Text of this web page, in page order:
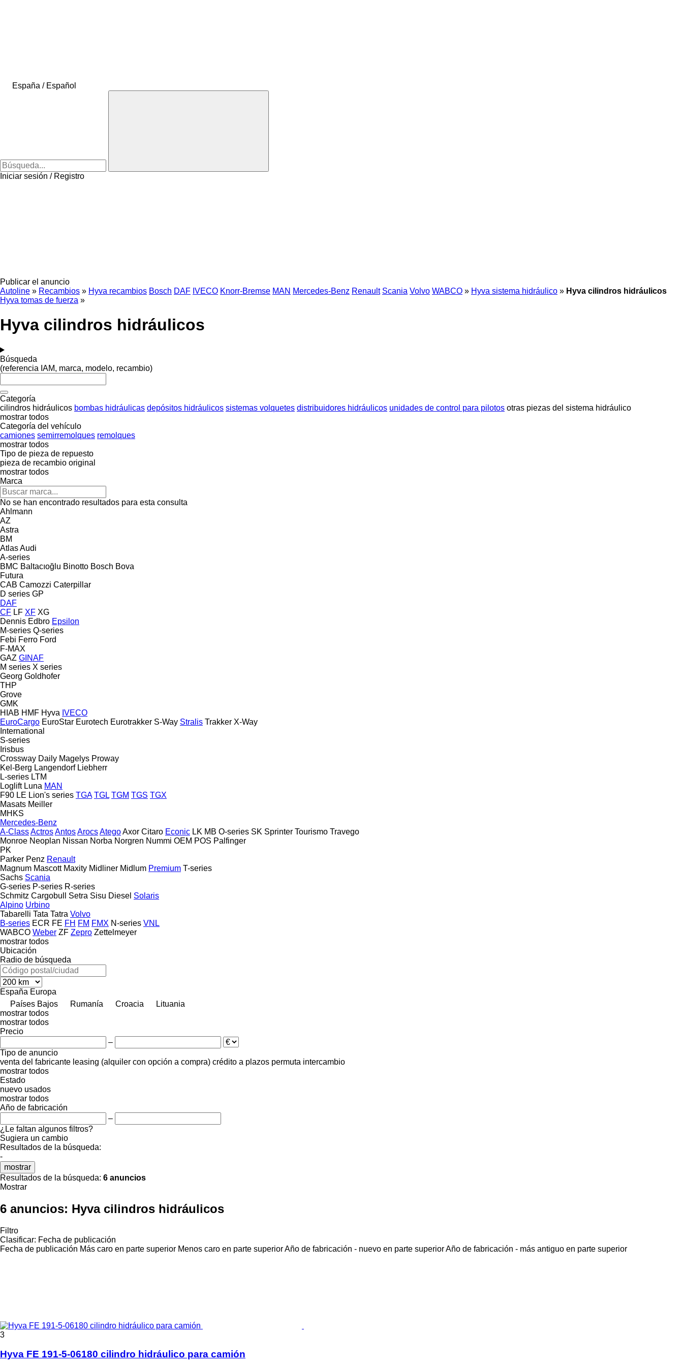
España / Español
Iniciar sesión / Registro
Publicar el anuncio
Autoline » Recambios » Hyva recambios Bosch DAF IVECO Knorr-Bremse MAN Mercedes-Benz Renault Scania Volvo WABCO » Hyva sistema hidráulico » Hyva cilindros hidráulicos
Hyva tomas de fuerza »
Hyva cilindros hidráulicos
Búsqueda
(referencia IAM, marca, modelo, recambio)
Categoría
cilindros hidráulicos bombas hidráulicas depósitos hidráulicos sistemas volquetes distribuidores hidráulicos unidades de control para pilotos otras piezas del sistema hidráulico
mostrar todos
Categoría del vehículo
camiones semirremolques remolques
mostrar todos
Tipo de pieza de repuesto
pieza de recambio original
mostrar todos
Marca
No se han encontrado resultados para esta consulta
Ahlmann
AZ
Astra
BM
AtlasAudi
A-series
BMC Baltacıoğlu Binotto Bosch Bova
Futura
CAB Camozzi Caterpillar
D series GP
DAF
CF LF XF XG
Dennis Edbro Epsilon
M-series Q-series
Febi Ferro Ford
F-MAX
GAZ GINAF
M series X series
Georg Goldhofer
THP
Grove
GMK
HIAB HMF Hyva IVECO
EuroCargo EuroStar Eurotech Eurotrakker S-Way Stralis Trakker X-Way
International
S-series
Irisbus
Crossway Daily Magelys Proway
Kel-Berg Langendorf Liebherr
L-series LTM
Loglift Luna MAN
F90 LE Lion's series TGA TGL TGM TGS TGX
Masats Meiller
MHKS
Mercedes-Benz
A-ClassActrosAntosArocsAtegoAxor Citaro Econic LK MB O-series SK Sprinter Tourismo Travego
Monroe Neoplan Nissan Norba Norgren Nummi OEM POS Palfinger
PK
Parker Penz Renault
Magnum Mascott Maxity Midliner Midlum Premium T-series
Sachs Scania
G-series P-series R-series
Schmitz Cargobull
Setra Sisu Diesel Solaris
Alpino Urbino
Tabarelli Tata Tatra Volvo
B-series ECR FE FH FM FMX N-series VNL
WABCO Weber ZF Zepro Zettelmeyer
mostrar todos
Ubicación
Radio de búsqueda
España Europa
Países Bajos
Rumanía Croacia
Lituania
mostrar todos
mostrar todos
Precio
–
Tipo de anuncio
venta del fabricante leasing (alquiler con opción a compra) crédito a plazos permuta intercambio
mostrar todos
Estado
nuevo usados
mostrar todos
Año de fabricación
–
¿Le faltan algunos filtros?
Sugiera un cambio
Resultados de la búsqueda:
-
mostrar
Resultados de la búsqueda: 6 anuncios
Mostrar
6 anuncios: Hyva cilindros hidráulicos
Filtro
Clasificar: Fecha de publicación
Fecha de publicación Más caro en parte superior Menos caro en parte superiorAño de fabricación - nuevo en parte superiorAño de fabricación - más antiguo en parte superior
3
Hyva FE 191-5-06180 cilindro hidráulico para camión